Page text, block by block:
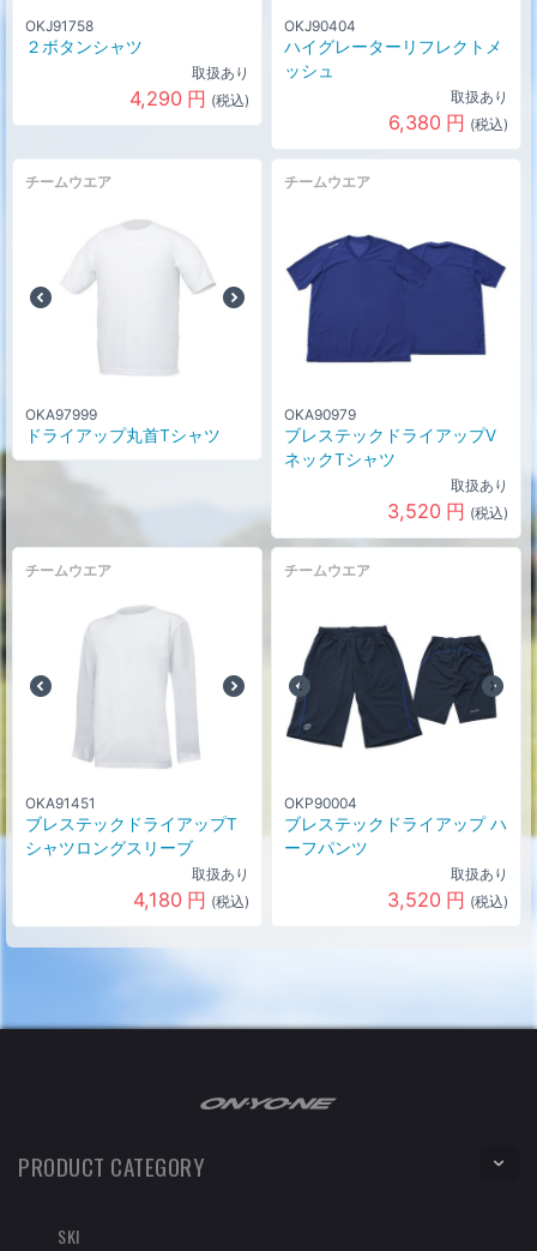
OKJ91758
２ボタンシャツ
取扱あり
4,290 円 (税込)
OKJ90404
ハイグレーターリフレクトメ
ッシュ
取扱あり
6,380 円 (税込)
チームウエア
OKA97999
ドライアップ丸首Tシャツ
チームウエア
OKA90979
ブレステックドライアップV
ネックTシャツ
取扱あり
3,520 円 (税込)
チームウエア
OKA91451
ブレステックドライアップT
シャツロングスリーブ
取扱あり
4,180 円 (税込)
チームウエア
OKP90004
ブレステックドライアップ ハ
ーフパンツ
取扱あり
3,520 円 (税込)
PRODUCT CATEGORY
SKI